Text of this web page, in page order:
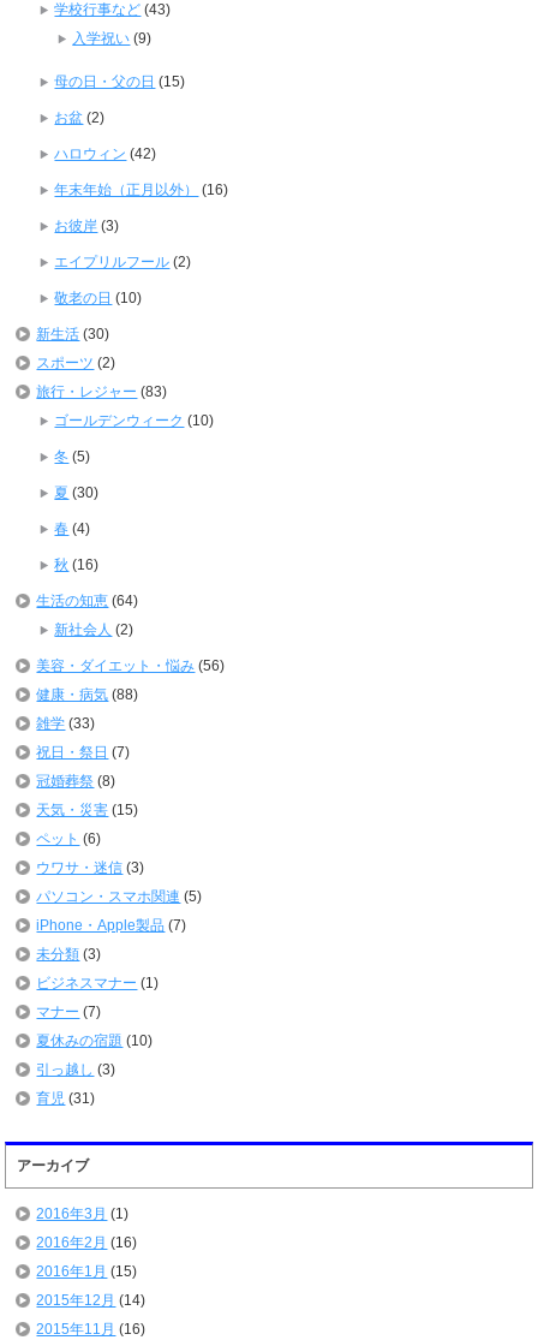
学校行事など (43)
入学祝い (9)
母の日・父の日 (15)
お盆 (2)
ハロウィン (42)
年末年始（正月以外） (16)
お彼岸 (3)
エイプリルフール (2)
敬老の日 (10)
新生活 (30)
スポーツ (2)
旅行・レジャー (83)
ゴールデンウィーク (10)
冬 (5)
夏 (30)
春 (4)
秋 (16)
生活の知恵 (64)
新社会人 (2)
美容・ダイエット・悩み (56)
健康・病気 (88)
雑学 (33)
祝日・祭日 (7)
冠婚葬祭 (8)
天気・災害 (15)
ペット (6)
ウワサ・迷信 (3)
パソコン・スマホ関連 (5)
iPhone・Apple製品 (7)
未分類 (3)
ビジネスマナー (1)
マナー (7)
夏休みの宿題 (10)
引っ越し (3)
育児 (31)
アーカイブ
2016年3月 (1)
2016年2月 (16)
2016年1月 (15)
2015年12月 (14)
2015年11月 (16)